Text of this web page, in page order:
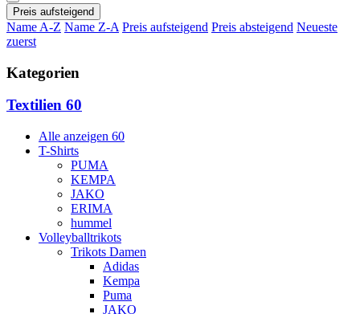
Preis aufsteigend
Name A-Z Name Z-A Preis aufsteigend Preis absteigend Neueste
zuerst
Kategorien
Textilien 60
Alle anzeigen 60
T-Shirts
PUMA
KEMPA
JAKO
ERIMA
hummel
Volleyballtrikots
Trikots Damen
Adidas
Kempa
Puma
JAKO